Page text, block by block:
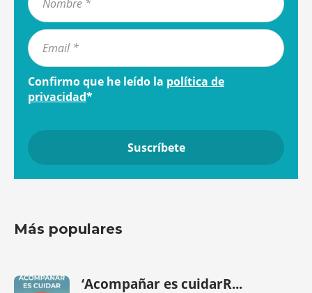
Confirmo que he leído la política de
privacidad*
Más populares
‘Acompañar es cuidarR...